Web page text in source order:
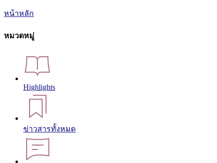
หน้าหลัก
หมวดหมู่
Highlights
ข่าวสารทั้งหมด